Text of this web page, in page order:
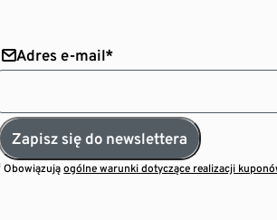
Adres e-mail*
Zapisz się do newslettera
¹ Obowiązująogólne warunki dotyczące realizacji